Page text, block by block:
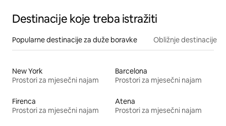
Destinacije koje treba istražiti
Popularne destinacije za duže boravke Obližnje destinacije
New York
Prostori za mjesečni najam
Barcelona
Prostori za mjesečni najam
Firenca
Prostori za mjesečni najam
Atena
Prostori za mjesečni najam